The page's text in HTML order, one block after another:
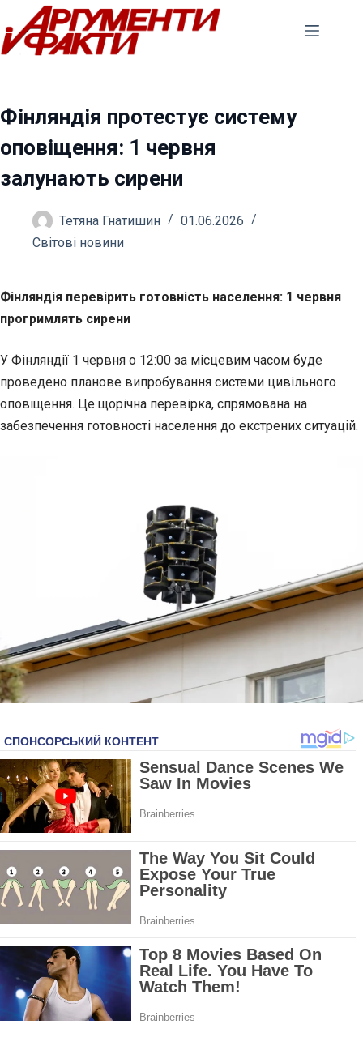
Перейти
до
вмісту
Фінляндія протестує систему
оповіщення: 1 червня
залунають сирени
Тетяна Гнатишин
01.06.2026
Світові новини
Фінляндія перевірить готовність населення: 1 червня
прогримлять сирени
У Фінляндії 1 червня о 12:00 за місцевим часом буде
проведено планове випробування системи цивільного
оповіщення. Це щорічна перевірка, спрямована на
забезпечення готовності населення до екстрених ситуацій.